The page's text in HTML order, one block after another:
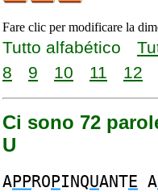
Fare clic per modificare la
Tutto alfabético
8
9 10 11 12
Ci sono 72
U
APPROPINQUANTE A